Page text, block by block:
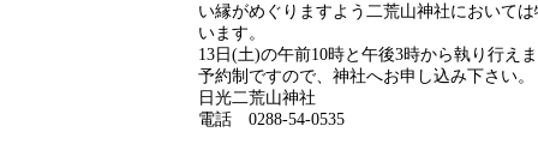
い縁がめぐりますよう二荒山神社において
います。
13日(土)の午前10時と午後3時から執り行え
予約制ですので、神社へお申し込み下さい。
日光二荒山神社
電話 0288-54-0535